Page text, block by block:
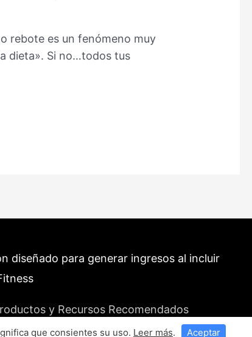
rebote es un fenómeno muy
dieta». Si no…todos tus
diseñado para generar ingresos al incluir
y Recursos Recomendados
que consientes su uso. Leer más. Aceptar